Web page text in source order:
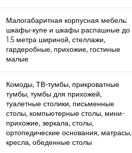
Малогабаритная корпусная мебель:
шкафы-купе и шкафы распашные до
1.5 метра шириной, стеллажи,
гардеробные, прихожие, гостиные
малые
Комоды, ТВ-тумбы, прикроватные
тумбы, тумбы для прихожей,
туалетные столики, письменные
столы, компьютерные столы, мини-
прихожие, зеркала, столы,
ортопедические основания, матрасы,
кресла, обеденные столы